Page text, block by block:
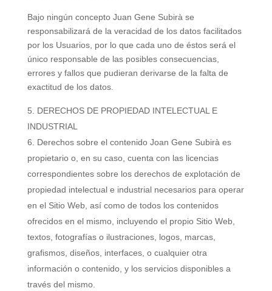
Bajo ningún concepto Juan Gene Subirà se
responsabilizará de la veracidad de los datos facilitados
por los Usuarios, por lo que cada uno de éstos será el
único responsable de las posibles consecuencias,
errores y fallos que pudieran derivarse de la falta de
exactitud de los datos.
DERECHOS DE PROPIEDAD INTELECTUAL E
INDUSTRIAL
Derechos sobre el contenido Joan Gene Subirà es
propietario o, en su caso, cuenta con las licencias
correspondientes sobre los derechos de explotación de
propiedad intelectual e industrial necesarios para operar
en el Sitio Web, así como de todos los contenidos
ofrecidos en el mismo, incluyendo el propio Sitio Web,
textos, fotografías o ilustraciones, logos, marcas,
grafismos, diseños, interfaces, o cualquier otra
información o contenido, y los servicios disponibles a
través del mismo.